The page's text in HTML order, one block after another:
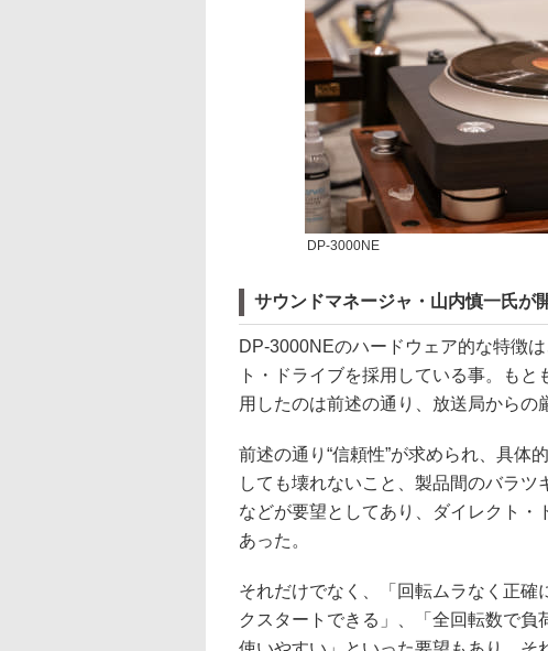
DP-3000NE
サウンドマネージャ・山内慎一氏が
DP-3000NEのハードウェア的な特徴
ト・ドライブを採用している事。も
用したのは前述の通り、放送局からの
前述の通り“信頼性”が求められ、具体
しても壊れないこと、製品間のバラ
などが要望としてあり、ダイレクト・
あった。
それだけでなく、「回転ムラなく正確
クスタートできる」、「全回転数で